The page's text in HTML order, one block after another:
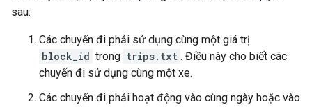
sau:
Các chuyến đi phải sử dụng cùng một giá trị
block_id trong trips.txt . Điều này cho biết các
chuyến đi sử dụng cùng một xe.
Các chuyến đi phải hoạt động vào cùng ngày hoặc vào